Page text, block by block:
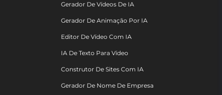
Gerador De Vídeos De IA
Gerador De Animação Por IA
Editor De Vídeo Com IA
IA De Texto Para Vídeo
Construtor De Sites Com IA
Gerador De Nome De Empresa